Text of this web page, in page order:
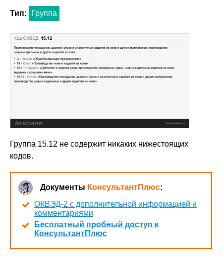
Тип: Группа
Группа 15.12 не содержит никаких нижестоящих
кодов.
Документы КонсультантПлюс:
ОКВЭД-2 с дополнительной информацией и
комментариями
Бесплатный пробный доступ к
КонсультантПлюс